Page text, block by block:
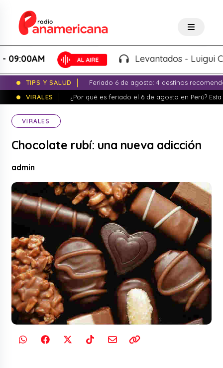
Levantados - Luigui
TIPS Y SALUD
Feriado 6 de agosto: 4 destinos
VIRALES
¿Por qué es feriado el 6 de agosto en Perú?
VIRALES
Chocolate rubí: una nueva adicción
admin